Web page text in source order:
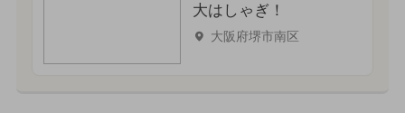
大はしゃぎ！
大阪府堺市南区